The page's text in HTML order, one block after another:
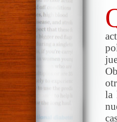
la